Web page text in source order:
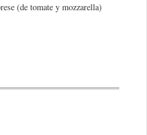
(de tomate y mozzarella)